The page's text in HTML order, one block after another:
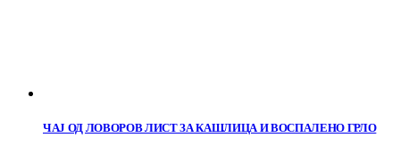
ЧАЈ ОД ЛОВОРОВ ЛИСТ ЗА КАШЛИЦА И ВОСПАЛЕНО ГРЛО